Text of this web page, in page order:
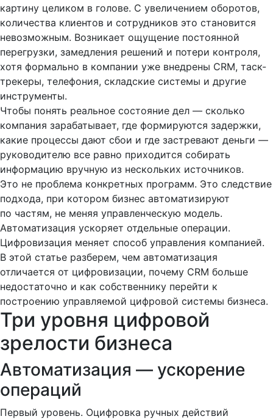
картину целиком в голове. С увеличением оборотов,
количества клиентов и сотрудников это становится
невозможным. Возникает ощущение постоянной
перегрузки, замедления решений и потери контроля,
хотя формально в компании уже внедрены CRM, таск-
трекеры, телефония, складские системы и другие
инструменты.
Чтобы понять реальное состояние дел — сколько
компания зарабатывает, где формируются задержки,
какие процессы дают сбои и где застревают деньги —
руководителю все равно приходится собирать
информацию вручную из нескольких источников.
Это не проблема конкретных программ. Это следствие
подхода, при котором бизнес автоматизируют
по частям, не меняя управленческую модель.
Автоматизация ускоряет отдельные операции.
Цифровизация меняет способ управления компанией.
В этой статье разберем, чем автоматизация
отличается от цифровизации, почему CRM больше
недостаточно и как собственнику перейти к
построению управляемой цифровой системы бизнеса.
Три уровня цифровой
зрелости бизнеса
Автоматизация — ускорение
операций
Первый уровень. Оцифровка ручных действий